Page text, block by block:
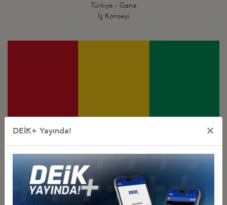
Türkiye - Gana
İş Konseyi
Türkiye - Gine
İş Konseyi
DEİK+ Yayında! ×